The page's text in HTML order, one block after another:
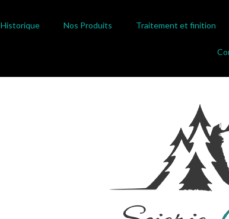
Historique Nos Produits Traitement et finition